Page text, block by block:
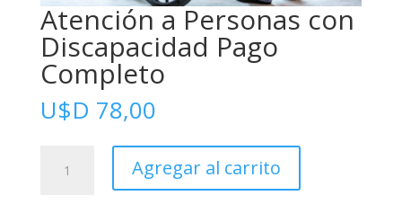
Atención a Personas con
Discapacidad Pago
Completo
U$D 78,00
Agregar al carrito